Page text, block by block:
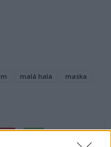
malá hala
maska